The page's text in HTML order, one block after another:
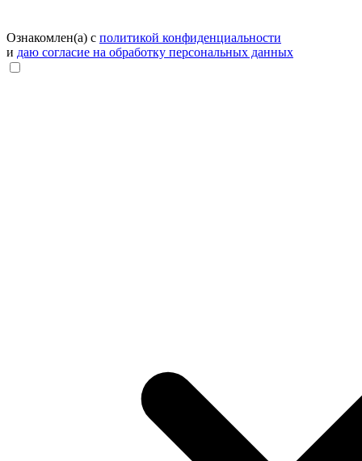
Ознакомлен(а) с политикой конфиденциальности
и даю согласие на обработку персональных данных